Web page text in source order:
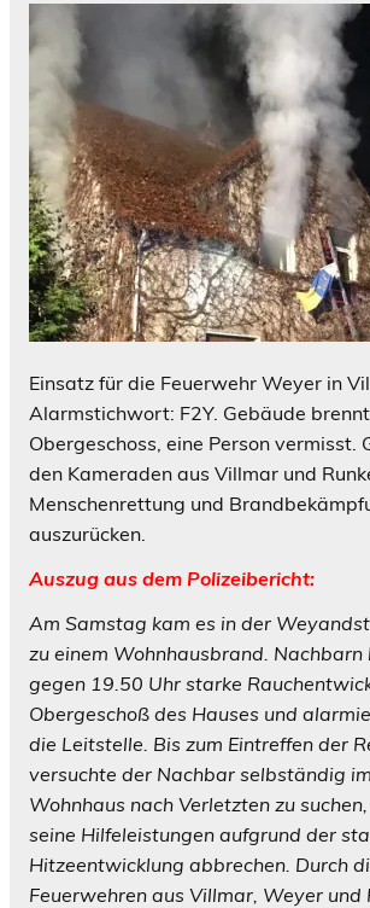
Einsatz für die Feuerwehr Weyer in
Alarmstichwort: F2Y. Gebäude
Obergeschoss, eine Person vermisst.
den Kameraden aus Villmar und
Menschenrettung und
auszurücken.
Auszug aus dem Polizeibericht:
Am Samstag kam es in der
zu einem Wohnhausbrand. Nachbarn
gegen 19.50 Uhr starke
Obergeschoß des Hauses und
die Leitstelle. Bis zum Eintreffen der
versuchte der Nachbar selbständig
Wohnhaus nach Verletzten zu
seine Hilfeleistungen aufgrund der
Hitzeentwicklung abbrechen. Durch
Feuerwehren aus Villmar, Weyer und